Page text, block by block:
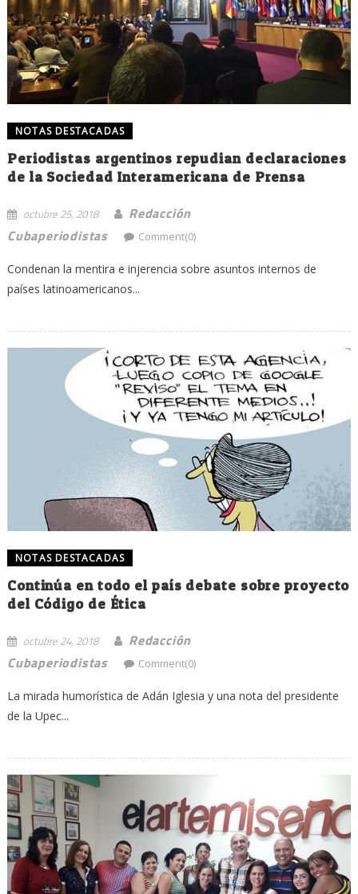
NOTAS DESTACADAS
Periodistas argentinos repudian declaraciones
de la Sociedad Interamericana de Prensa
octubre 25, 2018
Redacción
Cubaperiodistas
Comment(0)
Condenan la mentira e injerencia sobre asuntos internos de
países latinoamericanos...
NOTAS DESTACADAS
Continúa en todo el país debate sobre proyecto
del Código de Ética
octubre 24, 2018
Redacción
Cubaperiodistas
Comment(0)
La mirada humorística de Adán Iglesia y una nota del presidente
de la Upec...